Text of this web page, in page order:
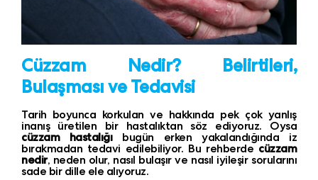
Cüzzam Nedir? Belirtileri,
Bulaşması ve Tedavisi
Tarih boyunca korkulan ve hakkında pek çok yanlış
inanış üretilen bir hastalıktan söz ediyoruz. Oysa
cüzzam hastalığıbugün erken yakalandığında iz
bırakmadan tedavi edilebiliyor. Bu rehberde cüzzam
nedir, neden olur, nasıl bulaşır ve nasıl iyileşir sorularını
sade bir dille ele alıyoruz.